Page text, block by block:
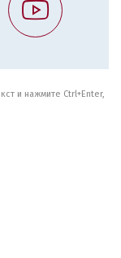
и нажмите Ctrl+Enter,